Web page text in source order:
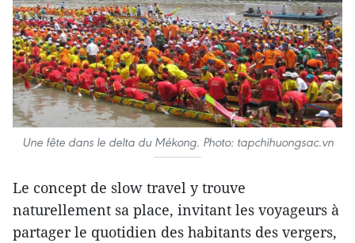
Une fête dans le delta du Mékong. Photo: tapchihuongsac.vn
Le concept de slow travel y trouve
naturellement sa place, invitant les voyageurs à
partager le quotidien des habitants des vergers,